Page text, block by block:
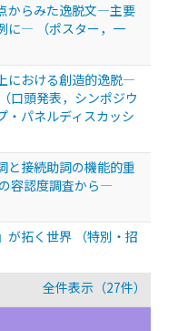
からみた逸脱文―主要
に―
（ポスター，一
における創造的逸脱—
（口頭発表，シンポジウ
・パネルディスカッシ
と接続助詞の機能的重
容認度調査から―
が拓く世界
（特別・招
全件表示（27件）